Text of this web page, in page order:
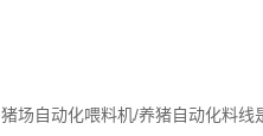
猪场自动化喂料机/养猪自动化料